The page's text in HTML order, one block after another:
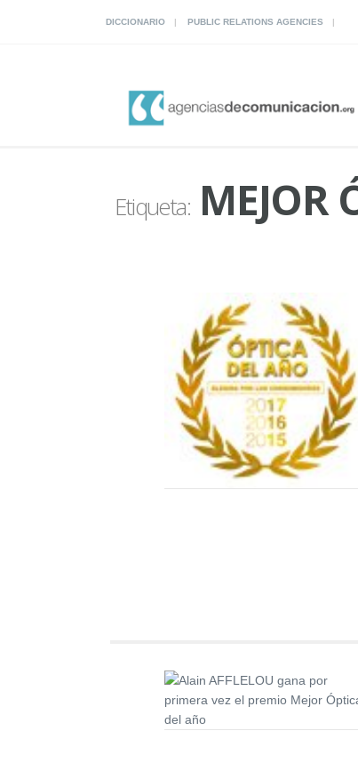
DICCIONARIO PUBLIC RELATIONS AGENCIES
Etiqueta:MEJOR